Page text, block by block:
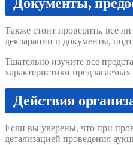
Документы,
Также стоит проверить, все
декларации и документы,
Тщательно изучите все
характеристики
Действия
Если вы уверены, что при
детализацией проведения